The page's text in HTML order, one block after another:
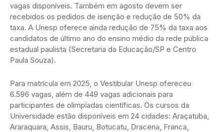
vagas disponíveis. Também em agosto devem ser
recebidos os pedidos de isenção e redução de 50% da
taxa. A Unesp oferece ainda redução de 75% da taxa aos
candidatos de último ano do ensino médio da rede pública
estadual paulista (Secretaria da Educação/SP e Centro
Paula Souza).
Para matrícula em 2025, o Vestibular Unesp ofereceu
6.596 vagas, além de 449 vagas adicionais para
participantes de olimpíadas científicas. Os cursos da
Universidade estão disponíveis em 24 cidades: Araçatuba,
Araraquara, Assis, Bauru, Botucatu, Dracena, Franca,